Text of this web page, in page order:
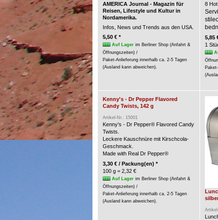
AMERICA Journal - Magazin für
Reisen, Lifestyle und Kultur in
Nordamerika.
Infos, News und Trends aus den USA.
5,50 € *
Auf Lagerim Berliner Shop (Anfahrt &
Öffnungszeiten) /
Paket-Anlieferung innerhalb ca. 2-5 Tagen
(Ausland kann abweichen).
8
5,85
1
Kenny's - Dr Pepper Flavored
Candy Twists, 142 g
Artikel-Nr.: 15001
Kenny's - Dr Pepper® Flavored Candy
Twists.
Leckere Kauschnüre mit Kirschcola-
Geschmack.
Made with Real Dr Pepper®
3,30 € / Packung(en) *
100 g = 2,32 €
Auf Lagerim Berliner Shop (Anfahrt &
Öffnungszeiten) /
Paket-Anlieferung innerhalb ca. 2-5 Tagen
(Ausland kann abweichen).